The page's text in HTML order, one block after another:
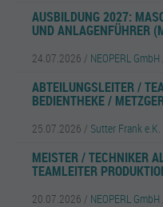
AUSBILDUNG 2027:
UND ANLAGENFÜHRER
24.07.2026 / NEOPERL GmbH
ABTEILUNGSLEITER /
BEDIENTHEKE /
25.07.2026 / Sutter Frank e.K.
MEISTER / TECHNIKER
TEAMLEITER
20.07.2026 / NEOPERL GmbH